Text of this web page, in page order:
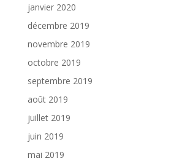
janvier 2020
décembre 2019
novembre 2019
octobre 2019
septembre 2019
août 2019
juillet 2019
juin 2019
mai 2019